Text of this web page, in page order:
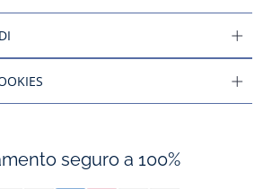
seguro a 100%